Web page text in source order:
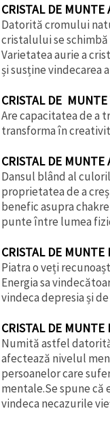
CRISTAL DE MUNTE
Datorită cromului
cristalului se
Varietatea aurie a
și susține vindecarea
CRISTAL DE MUNTE
Are capacitatea de a
transforma în
CRISTAL DE MUNTE
Dansul blând al
proprietatea de a
benefic asupra
punte între lumea
CRISTAL DE MUNTE
Piatra o veți
Energia sa
vindeca depresia și
CRISTAL DE MUNTE
Numită astfel
afectează nivelul
persoanelor care
mentale.Se spune
vindeca necazurile